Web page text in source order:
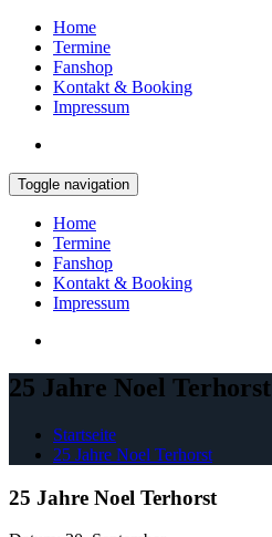
Home
Termine
Fanshop
Kontakt & Booking
Impressum
Toggle navigation
Home
Termine
Fanshop
Kontakt & Booking
Impressum
25 Jahre Noel Terhorst
Startseite
25 Jahre Noel Terhorst
25 Jahre Noel Terhorst